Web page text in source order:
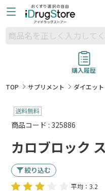
購入履歴
TOP
サプリメント ダイエット
商品コード : 325886
カロブロック
絞り込む
平均：3.2